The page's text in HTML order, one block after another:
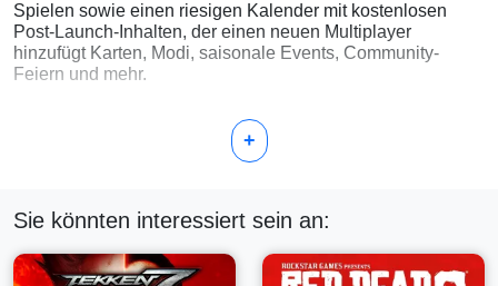
Spielen sowie einen riesigen Kalender mit kostenlosen
Post-Launch-Inhalten, der einen neuen Multiplayer
hinzufügt Karten, Modi, saisonale Events, Community-
Feiern und mehr.
+
Sie könnten interessiert sein an: